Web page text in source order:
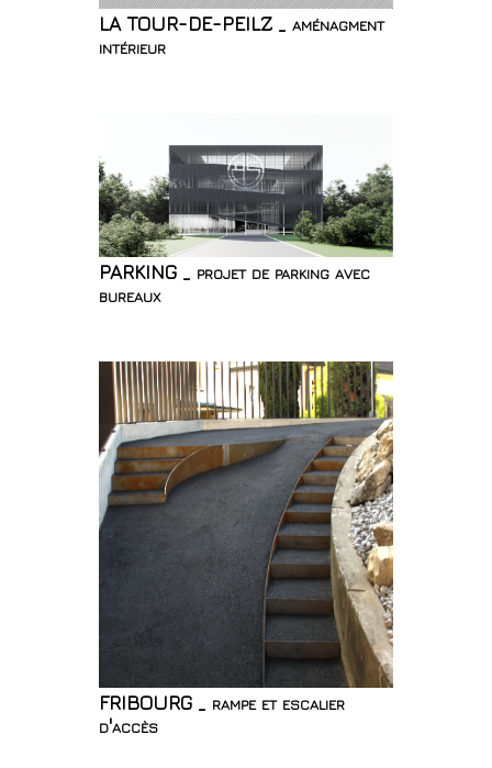
LA TOUR-DE-PEILZ _ aménagment
intérieur
PARKING _ projet de parking avec
bureaux
FRIBOURG _ rampe et escalier
d'accès